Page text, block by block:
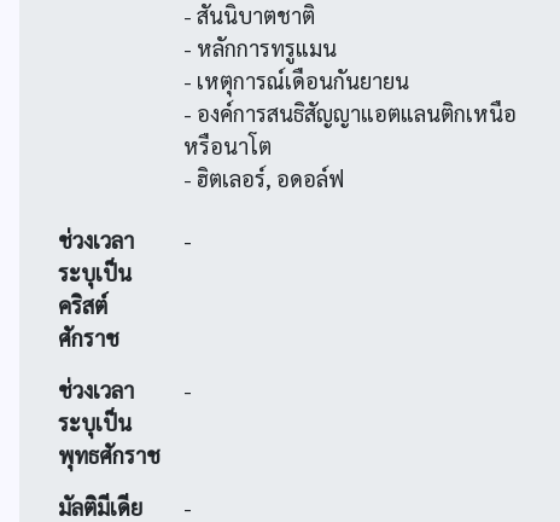
- สันนิบาตชาติ
- หลักการทรูแมน
- เหตุการณ์เดือนกันยายน
- องค์การสนธิสัญญาแอตแลนติกเหนือ
หรือนาโต
- ฮิตเลอร์, อดอล์ฟ
ช่วงเวลา
ระบุเป็น
คริสต์
ศักราช
-
ช่วงเวลา
ระบุเป็น
พุทธศักราช
-
มัลติมีเดีย
-